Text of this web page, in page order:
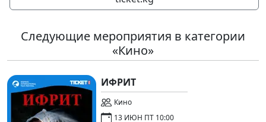
Следующие мероприятия в категории
«Кино»
ИФРИТ
Кино
13 ИЮН ПТ 10:00